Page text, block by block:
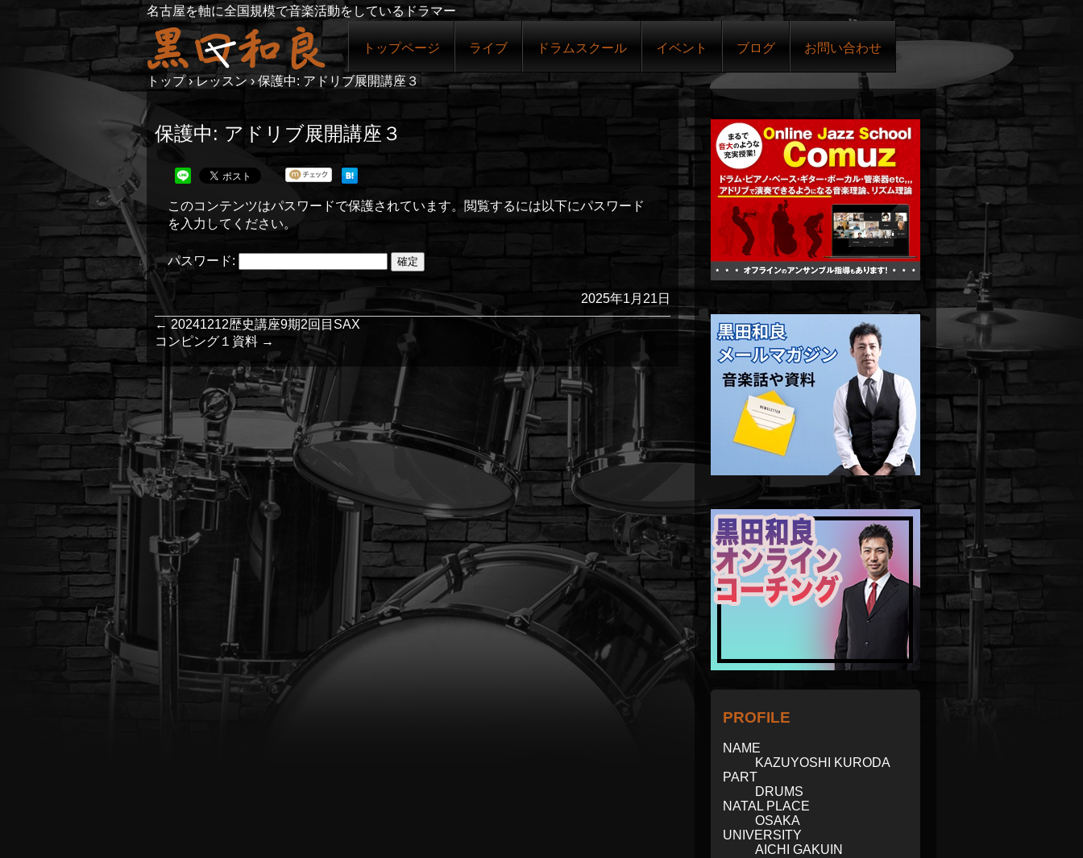
名古屋を軸に全国規模で音楽活動をしているドラマー
トップページ ライブ ドラムスクール イベント ブログ お問い合わせ
トップ › レッスン › 保護中: アドリブ展開講座３
保護中: アドリブ展開講座３
このコンテンツはパスワードで保護されています。閲覧するには以下にパスワード
を入力してください。
パスワード:
2025年1月21日
←20241212歴史講座9期2回目SAX
コンピング１資料 →
PROFILE
NAME
KAZUYOSHI KURODA
PART
DRUMS
NATAL PLACE
OSAKA
UNIVERSITY
AICHI GAKUIN